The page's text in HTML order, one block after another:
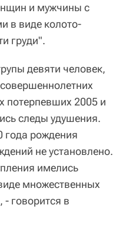
и мужчины с
в виде колото-
груди".
девяти человек,
потерпевших 2005 и
следы удушения.
года рождения
не установлено.
имелись
множественных
говорится в